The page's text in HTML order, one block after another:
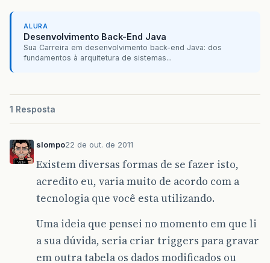
ALURA
Desenvolvimento Back-End Java
Sua Carreira em desenvolvimento back-end Java: dos
fundamentos à arquitetura de sistemas...
1 Resposta
slompo22 de out. de 2011
Existem diversas formas de se fazer isto,
acredito eu, varia muito de acordo com a
tecnologia que você esta utilizando.
Uma ideia que pensei no momento em que li
a sua dúvida, seria criar triggers para gravar
em outra tabela os dados modificados ou